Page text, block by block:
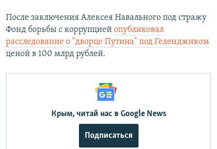
После заключения Алексея Навального под стражу
Фонд борьбы с коррупцией опубликовал
расследование о "дворце Путина" под Геленджиком
ценой в 100 млрд рублей.
Крым, читай нас в Google News
Подписаться